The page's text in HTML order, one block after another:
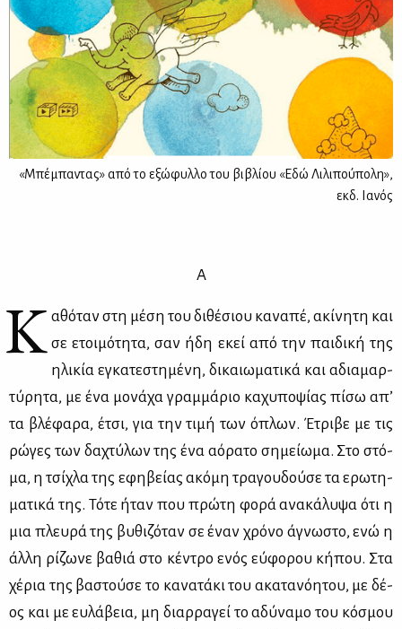
«Μπέμπαντας» από το εξώφυλλο του βιβλίου «Εδώ Λιλιπούπολη»,
εκδ. Ιανός
Α
Κ αθό­ταν στη μέ­ση του δι­θέ­σιου κα­να­πέ, ακί­νη­τη και
σε ετοι­μό­τη­τα, σαν ήδη εκεί από την παι­δι­κή της
ηλι­κία εγκα­τε­στη­μέ­νη, δι­καιω­μα­τι­κά και αδια­μαρ­
τύ­ρη­τα, με ένα μο­νά­χα γραμ­μά­ριο κα­χυ­πο­ψί­ας πί­σω απ’
τα βλέ­φα­ρα, έτσι, για την τι­μή των όπλων. Έτρι­βε με τις
ρώ­γες των δα­χτύ­λων της ένα αό­ρα­το ση­μεί­ω­μα. Στο στό­
μα, η τσί­χλα της εφη­βεί­ας ακό­μη τρα­γου­δού­σε τα ερω­τη­
μα­τι­κά της. Τό­τε ήταν που πρώ­τη φο­ρά ανα­κά­λυ­ψα ότι η
μια πλευ­ρά της βυ­θι­ζό­ταν σε έναν χρό­νο άγνω­στο, ενώ η
άλ­λη ρί­ζω­νε βα­θιά στο κέ­ντρο ενός εύ­φο­ρου κή­που. Στα
χέ­ρια της βα­στού­σε το κα­να­τά­κι του ακα­τα­νό­η­του, με δέ­
ος και με ευ­λά­βεια, μη διαρ­ρα­γεί το αδύ­να­μο του κό­σμου